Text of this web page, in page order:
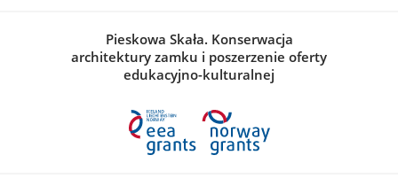
Pieskowa Skała. Konserwacja
architektury zamku i poszerzenie oferty
edukacyjno-kulturalnej